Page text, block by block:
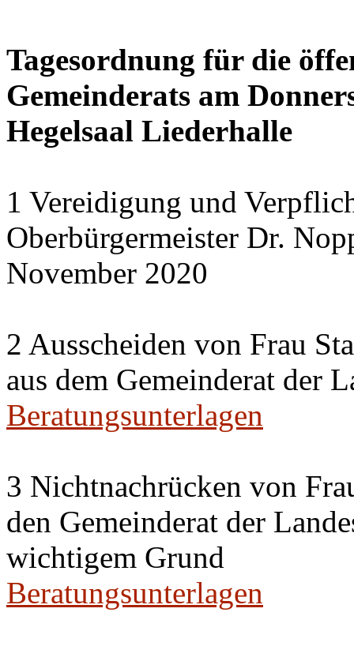
Tagesordnung für die
Gemeinderats am
Hegelsaal Liederhalle
1 Vereidigung und
Oberbürgermeister Dr.
November 2020
2 Ausscheiden von Frau
aus dem Gemeinderat der
Beratungsunterlagen
3 Nichtnachrücken von
den Gemeinderat der
wichtigem Grund
Beratungsunterlagen